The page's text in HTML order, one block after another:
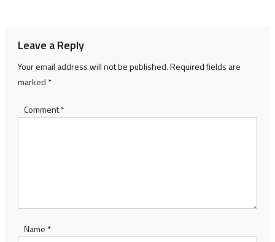
Leave a Reply
Your email address will not be published.Required fields are
marked *
Comment*
Name *